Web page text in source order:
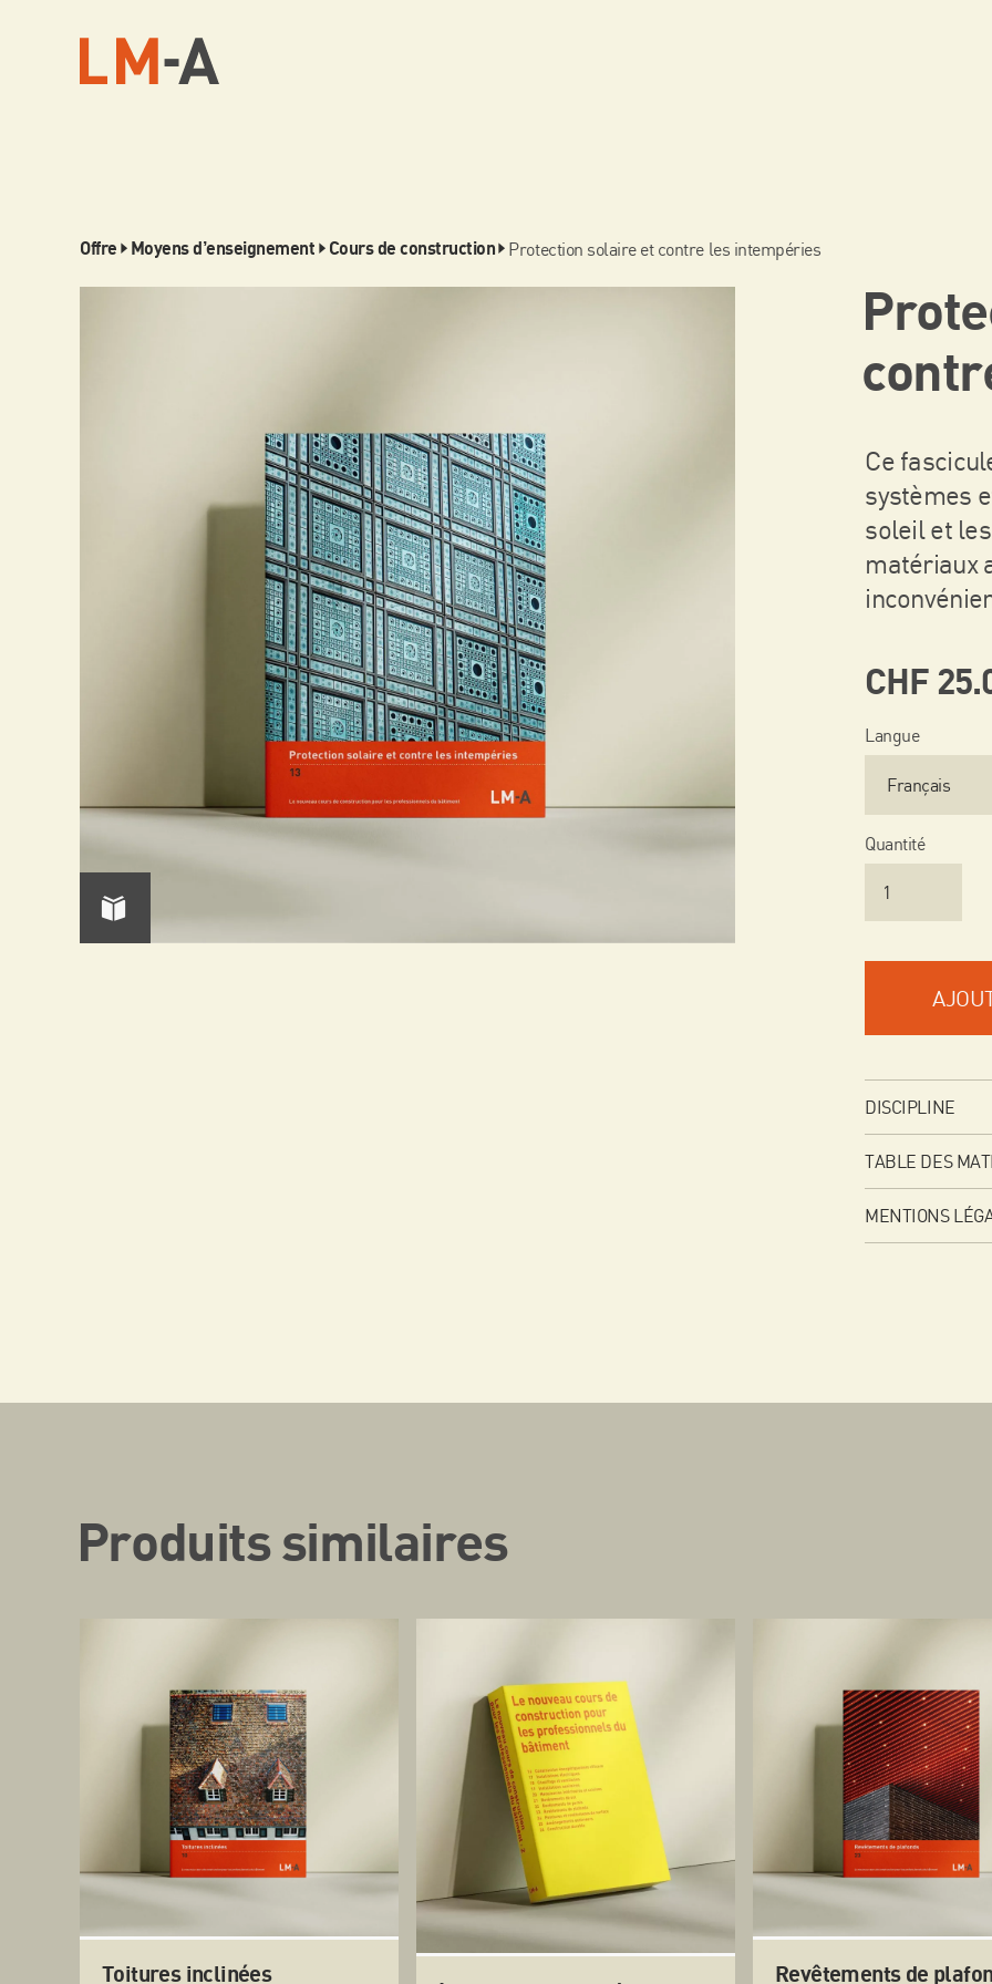
Offre Moyens d’enseignement Cours de construction Protection solaire et contre les intempéries
Ce
systèmes
soleil et
matériaux
CHF
Langue
Quantité
DISCIPLINE
TABLE DES
MENTIONS
Produits similaires
Toitures inclinées Revêtements de